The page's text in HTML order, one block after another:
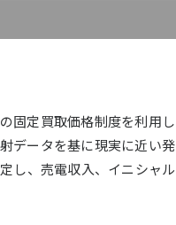
固定買取価格制度を利用し
データを基に現実に近い発
し、売電収入、イニシャル